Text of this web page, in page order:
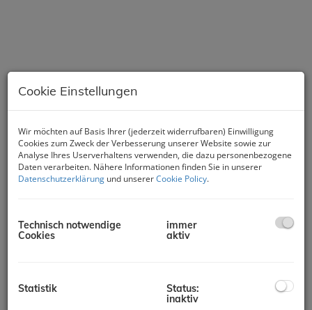
DerHELIO TOWER
wurde mit dem 5-Star-Award in der
Residential High-Rise Development
Cookie Einstellungen
Wir möchten auf Basis Ihrer (jederzeit widerrufbaren) Einwilligung
Cookies zum Zweck der Verbesserung unserer Website sowie zur
Analyse Ihres Userverhaltens verwenden, die dazu personenbezogene
Daten verarbeiten. Nähere Informationen finden Sie in unserer
Datenschutzerklärung und unsererCookie Policy.
Technisch notwendige
Cookies
immer
aktiv
Statistik
Status:
inaktiv